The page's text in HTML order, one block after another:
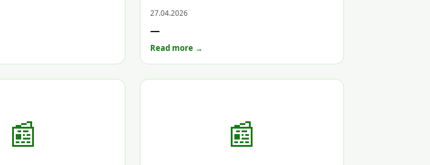
27.04.2026
—
Read more →
📰 📰